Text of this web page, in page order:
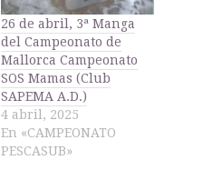
26 de abril, 3ª Manga
del Campeonato de
Mallorca Campeonato
SOS Mamas (Club
SAPEMA A.D.)
4 abril, 2025
En «CAMPEONATO
PESCASUB»